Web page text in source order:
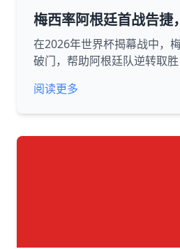
梅西率阿根廷首战告捷
在2026年世界杯揭幕战中，
破门，帮助阿根廷队逆转取胜
阅读更多